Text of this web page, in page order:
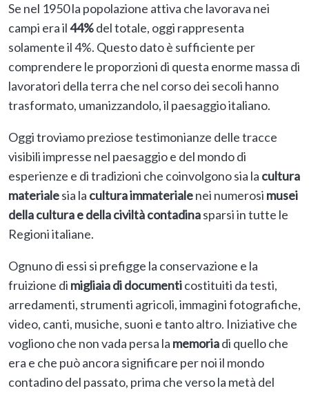
Se nel 1950 la popolazione attiva che lavorava nei
campi era il44%del totale, oggi rappresenta
solamente il 4%. Questo dato è sufficiente per
comprendere le proporzioni di questa enorme massa di
lavoratori della terra che nel corso dei secoli hanno
trasformato, umanizzandolo, il paesaggio italiano.
Oggi troviamo preziose testimonianze delle tracce
visibili impresse nel paesaggio e del mondo di
esperienze e di tradizioni che coinvolgono sia la cultura
materialesia la cultura immaterialenei numerosi musei
della cultura e della civiltà contadinasparsi in tutte le
Regioni italiane.
Ognuno di essi si prefigge la conservazione e la
fruizione di migliaia di documenticostituiti da testi,
arredamenti, strumenti agricoli, immagini fotografiche,
video, canti, musiche, suoni e tanto altro. Iniziative che
vogliono che non vada persa la memoriadi quello che
era e che può ancora significare per noi il mondo
contadino del passato, prima che verso la metà del